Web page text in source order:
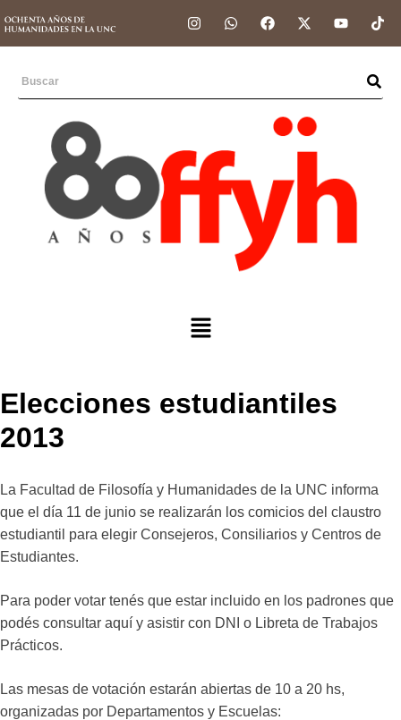
Elecciones estudiantiles
2013
La Facultad de Filosofía y Humanidades de la UNC informa
que el día 11 de junio se realizarán los comicios del claustro
estudiantil para elegir Consejeros, Consiliarios y Centros de
Estudiantes.
Para poder votar tenés que estar incluido en los padrones que
podés consultar aquí y asistir con DNI o Libreta de Trabajos
Prácticos.
Las mesas de votación estarán abiertas de 10 a 20 hs,
organizadas por Departamentos y Escuelas: